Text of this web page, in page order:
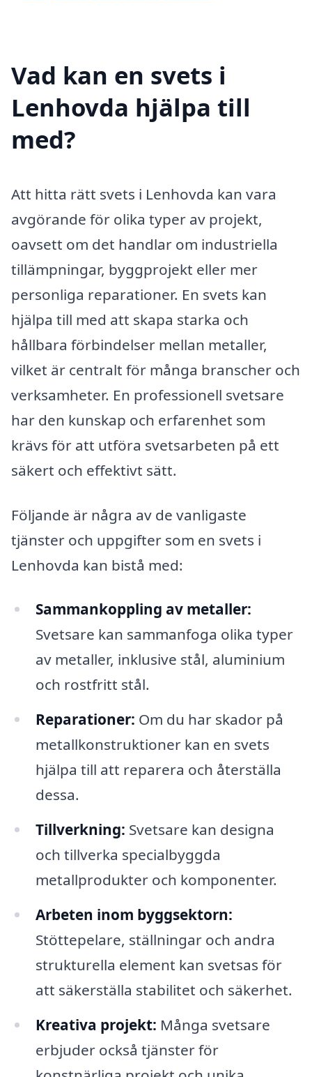
Vad kan en svets i
Lenhovda hjälpa till
med?
Att hitta rätt svets i Lenhovda kan vara
avgörande för olika typer av projekt,
oavsett om det handlar om industriella
tillämpningar, byggprojekt eller mer
personliga reparationer. En svets kan
hjälpa till med att skapa starka och
hållbara förbindelser mellan metaller,
vilket är centralt för många branscher och
verksamheter. En professionell svetsare
har den kunskap och erfarenhet som
krävs för att utföra svetsarbeten på ett
säkert och effektivt sätt.
Följande är några av de vanligaste
tjänster och uppgifter som en svets i
Lenhovda kan bistå med:
Sammankoppling av metaller:
Svetsare kan sammanfoga olika typer
av metaller, inklusive stål, aluminium
och rostfritt stål.
Reparationer: Om du har skador på
metallkonstruktioner kan en svets
hjälpa till att reparera och återställa
dessa.
Tillverkning: Svetsare kan designa
och tillverka specialbyggda
metallprodukter och komponenter.
Arbeten inom byggsektorn:
Stöttepelare, ställningar och andra
strukturella element kan svetsas för
att säkerställa stabilitet och säkerhet.
Kreativa projekt: Många svetsare
erbjuder också tjänster för